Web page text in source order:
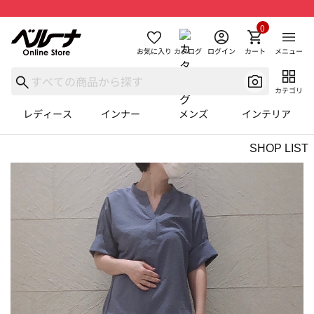
お気に入り カタログ ログイン カート
0
メニュー
カテゴリ
レディース インナー メンズ インテリア
SHOP LIST